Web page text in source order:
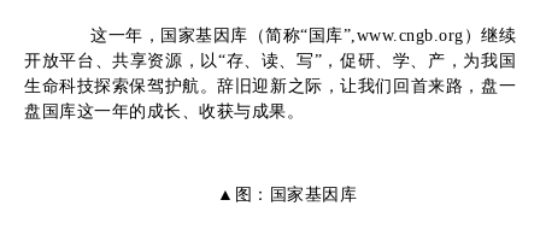
这一年，国 家基因 库 （简称“国库”,www.cngb.org ） 继续
开放平台、共享资源 ， 以“存、读、写”，促研、学、产 ， 为我国
生命科技探索保驾护航。辞旧迎新之际，让我们回首来路 ， 盘一
盘国库这一年的成长、收获与成果。
▲图：国家基因库